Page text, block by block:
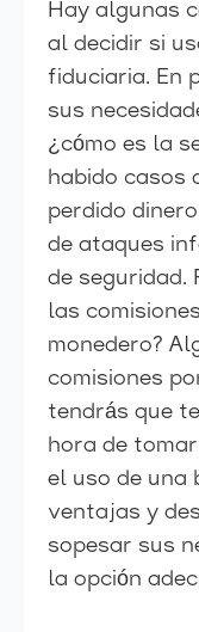
Hay algunas
al decidir si
fiduciaria. En
sus
¿cómo es la
habido casos
perdido
de ataques
de seguridad.
las
monedero?
comisiones
tendrás que
hora de
el uso de una
ventajas y
sopesar sus
la opción